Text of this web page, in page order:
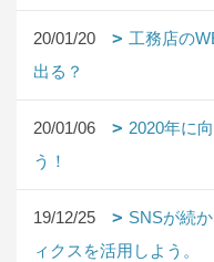
20/01/20
工務店の
出る？
20/01/06
2020年に
う！
19/12/25
SNSが続
ィクスを活用しよう。